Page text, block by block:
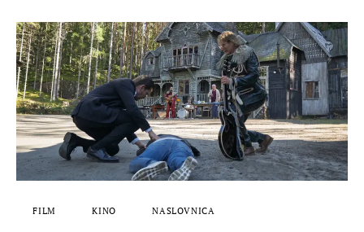
FILM KINO NASLOVNICA